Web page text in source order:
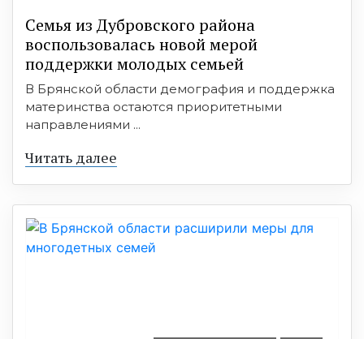
Семья из Дубровского района
воспользовалась новой мерой
поддержки молодых семьей
В Брянской области демография и поддержка
материнства остаются приоритетными
направлениями ...
Читать далее